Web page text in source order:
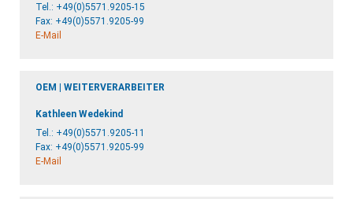
Tel.: +49(0)5571.9205-15
Fax: +49(0)5571.9205-99
E-Mail
OEM | WEITERVERARBEITER
Kathleen Wedekind
Tel.: +49(0)5571.9205-11
Fax: +49(0)5571.9205-99
E-Mail